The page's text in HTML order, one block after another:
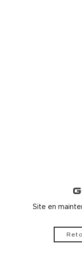
Site en